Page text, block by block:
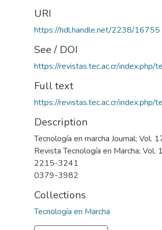
URI
https://hdl.handle.net/2238/16755
See / DOI
https://revistas.tec.ac.cr/index.php/
Full text
https://revistas.tec.ac.cr/
Description
Tecnología en marcha Journal;
Revista Tecnología en Marcha;
2215-3241
0379-3982
Collections
Tecnología en Marcha